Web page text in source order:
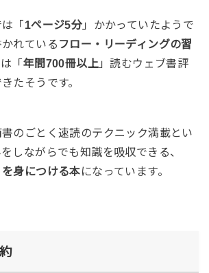
「 1ページ5分 」かかっていたようで
れている フロー・リーディングの習
「 年間700冊以上 」読むウェブ書評
たそうです。
のごとく速読のテクニック満載とい
しながらでも知識を吸収できる、
身につける本になっています。